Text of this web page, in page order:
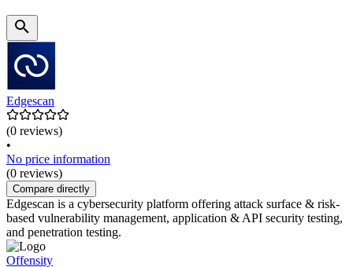
Edgescan
(0 reviews)
•
No price information
(0 reviews)
Compare directly
Edgescan is a cybersecurity platform offering attack surface & risk-
based vulnerability management, application & API security testing,
and penetration testing.
Offensity